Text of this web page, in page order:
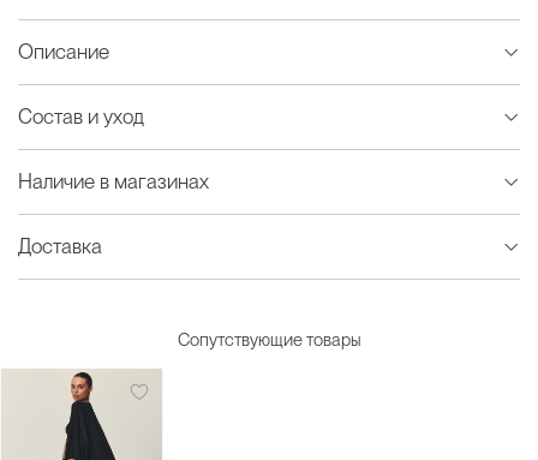
Описание
Состав и уход
Наличие в магазинах
Доставка
Сопутствующие товары